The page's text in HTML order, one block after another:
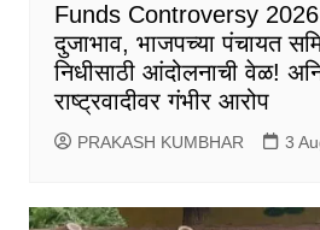
Funds Controversy 2026
दुजाभाव, भाजपच्या पंचायत
निधीसाठी आंदोलनाची वेळ!
राष्ट्रवादीवर गंभीर आरोप
PRAKASH KUMBHAR 3